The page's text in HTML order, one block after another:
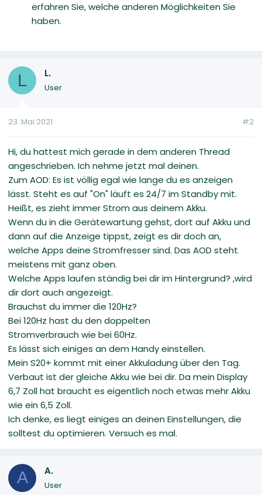
erfahren Sie, welche anderen Möglichkeiten Sie
haben.
L L.
User
23. Mai 2021 #2
Hi, du hattest mich gerade in dem anderen Thread
angeschrieben. Ich nehme jetzt mal deinen.
Zum AOD: Es ist völlig egal wie lange du es anzeigen
lässt. Steht es auf "On" läuft es 24/7 im Standby mit.
Heißt, es zieht immer Strom aus deinem Akku.
Wenn du in die Gerätewartung gehst, dort auf Akku und
dann auf die Anzeige tippst, zeigt es dir doch an,
welche Apps deine Stromfresser sind. Das AOD steht
meistens mit ganz oben.
Welche Apps laufen ständig bei dir im Hintergrund? ,wird
dir dort auch angezeigt.
Brauchst du immer die 120Hz?
Bei 120Hz hast du den doppelten
Stromverbrauch wie bei 60Hz.
Es lässt sich einiges an dem Handy einstellen.
Mein S20+ kommt mit einer Akkuladung über den Tag.
Verbaut ist der gleiche Akku wie bei dir. Da mein Display
6,7 Zoll hat braucht es eigentlich noch etwas mehr Akku
wie ein 6,5 Zoll.
Ich denke, es liegt einiges an deinen Einstellungen, die
solltest du optimieren. Versuch es mal.
A A.
User